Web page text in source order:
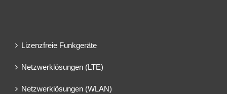
Lizenzfreie Funkgeräte
Netzwerklösungen (LTE)
Netzwerklösungen (WLAN)